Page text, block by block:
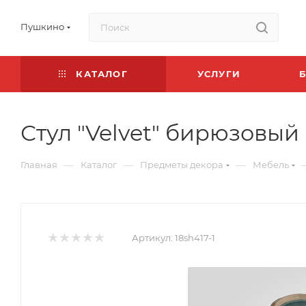
Пушкино
КАТАЛОГ УСЛУГИ
Стул "Velvet" бирюзовый
Главная — Каталог — Предметы декора — Мебель
Артикул: 18sh417-1